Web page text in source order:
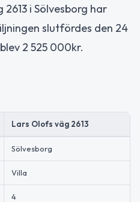
i Sölvesborg har
slutfördes den 24
2 525 000kr.
Lars Olofs väg 2613
Sölvesborg
Villa
4